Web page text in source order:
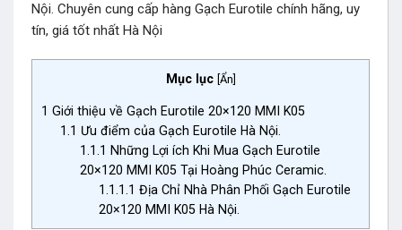
Nội. Chuyên cung cấp hàng Gạch Eurotile chính hãng, uy
tín, giá tốt nhất Hà Nội
Mục lục [Ẩn]
1 Giới thiệu về Gạch Eurotile 20×120 MMI K05
1.1 Ưu điểm của Gạch Eurotile Hà Nội.
1.1.1 Những Lợi ích Khi Mua Gạch Eurotile
20×120 MMI K05 Tại Hoàng Phúc Ceramic.
1.1.1.1 Địa Chỉ Nhà Phân Phối Gạch Eurotile
20×120 MMI K05 Hà Nội.